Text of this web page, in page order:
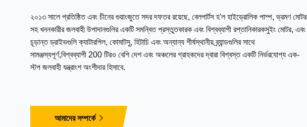
২০১৩ সালে প্রতিষ্ঠিত এবং চীনের গুয়াংজুতে সদর দফতর রয়েছে, বেলপার্টস হ'ল হাইড্রোলিক পাম্প, ভ্রমণ মোটর
সহ খননকারীর জলবাহী উপাদানগুলির একটি সমন্বিত প্রস্তুতকারক এবং বিশ্বব্যাপী রপ্তানিকারকসুইং মোটর, এবং
চূড়ান্ত ড্রাইভগুলি ক্যাটারপিল, কোমাটসু, হিটাচি এবং অন্যান্য শীর্ষস্থানীয় ব্র্যান্ডগুলির সাথে
সামঞ্জস্যপূর্ণ,বিশ্বব্যাপী 200 টিরও বেশি দেশ এবং অঞ্চলের গ্রাহকদের দ্বারা বিশ্বস্ত একটি নির্ভরযোগ্য এক-
স্টপ জলবাহী যন্ত্রাংশ অংশীদার হিসাবে.
আমাদের সম্পর্কে